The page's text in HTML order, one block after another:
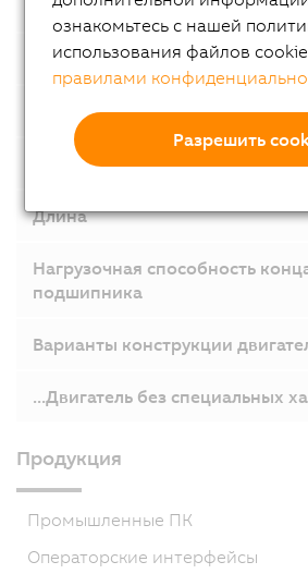
Встроенный чип с параметрами
Типы охлаждения
Типы монтажа 8KS
Размеры
Длина
Нагрузочная способность
подшипника
Варианты конструкции
...Двигатель без специальных
Продукция
Промышленные ПК
Операторские интерфейсы
ознакомьтесь с нашей
использования файлов
правилами
Разрешить